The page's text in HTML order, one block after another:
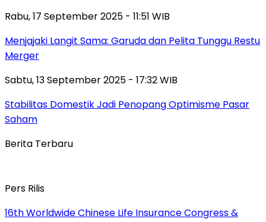
Rabu, 17 September 2025 - 11:51 WIB
Menjajaki Langit Sama: Garuda dan Pelita Tunggu Restu
Merger
Sabtu, 13 September 2025 - 17:32 WIB
Stabilitas Domestik Jadi Penopang Optimisme Pasar
Saham
Berita Terbaru
Pers Rilis
16th Worldwide Chinese Life Insurance Congress &